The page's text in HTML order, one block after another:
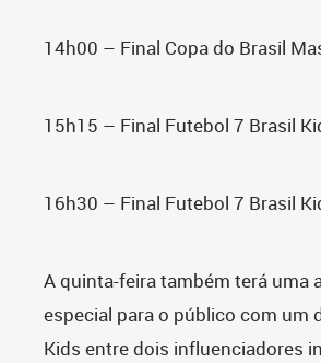
14h00 – Final Copa do Brasil
15h15 – Final Futebol 7 Brasil
16h30 – Final Futebol 7 Brasil
A quinta-feira também terá uma
especial para o público com um
Kids entre dois influenciadores